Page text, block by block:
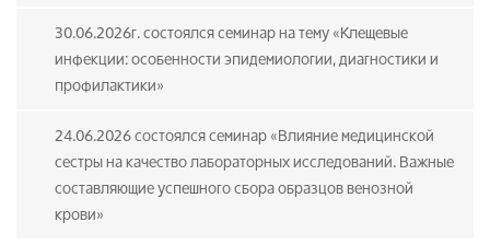
30.06.2026г. состоялся семинар на тему «Клещевые
инфекции: особенности эпидемиологии, диагностики и
профилактики»
24.06.2026 состоялся семинар «Влияние медицинской
сестры на качество лабораторных исследований. Важные
составляющие успешного сбора образцов венозной
крови»